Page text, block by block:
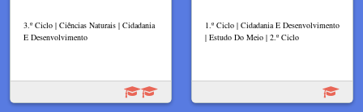
3.º Ciclo | Ciências Naturais | Cidadania
E Desenvolvimento
1.º Ciclo | Cidadania E Desenvolvimento
| Estudo Do Meio | 2.º Ciclo